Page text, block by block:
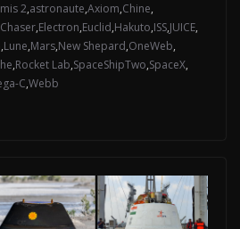
2,astronaute,Axiom,Chine,
,Electron,Euclid,Hakuto,ISS,JUICE,
,Lune,Mars,New Shepard,OneWeb,
,Rocket Lab,SpaceShipTwo,SpaceX,
C,Webb